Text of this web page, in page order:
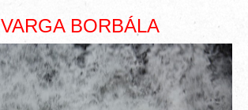
VARGA BORBÁLA